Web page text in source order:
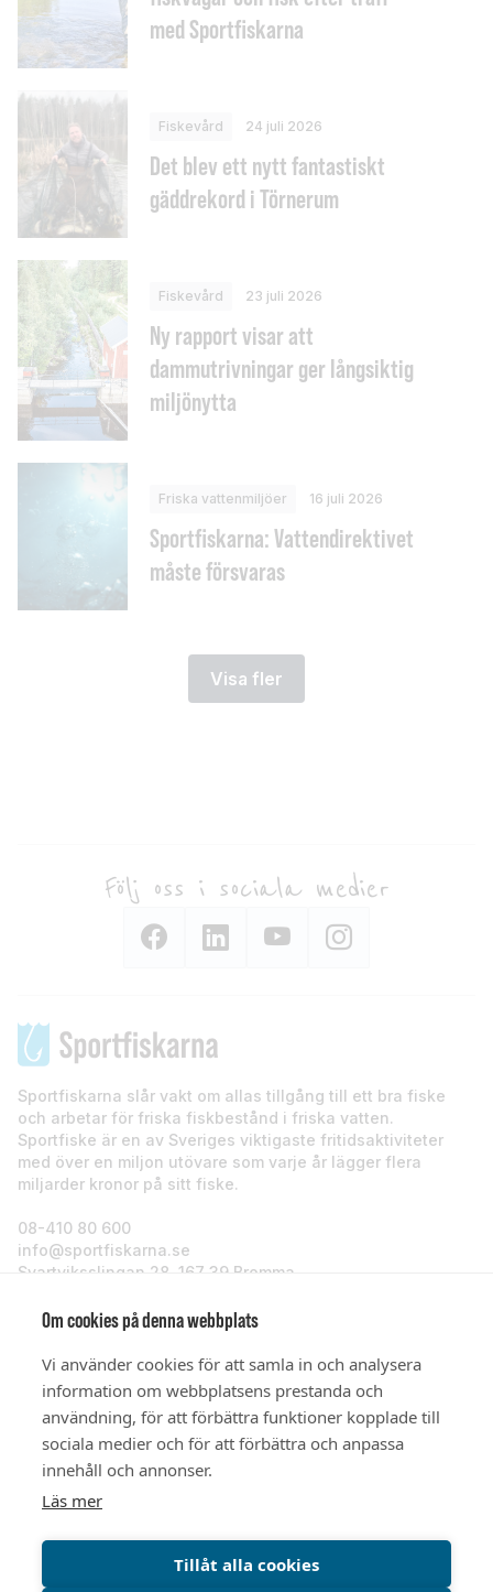
Om cookies på denna webbplats
Vi använder cookies för att samla in och analysera
information om webbplatsens prestanda och
användning, för att förbättra funktioner kopplade till
sociala medier och för att förbättra och anpassa
innehåll och annonser.
Läs mer
Tillåt alla cookies
med Sportfiskarna
Fiskevård 24 juli 2026
Det blev ett nytt fantastiskt
gäddrekord i Törnerum
Fiskevård 23 juli 2026
Ny rapport visar att
dammutrivningar ger långsiktig
miljönytta
Friska vattenmiljöer 16 juli 2026
Sportfiskarna: Vattendirektivet
måste försvaras
Visa fler
Följ oss i sociala medier
Sportfiskarna slår vakt om allas tillgång till ett bra fiske
och arbetar för friska fiskbestånd i friska vatten.
Sportfiske är en av Sveriges viktigaste fritidsaktiviteter
med över en miljon utövare som varje år lägger flera
miljarder kronor på sitt fiske.
08-410 80 600
info@sportfiskarna.se
Svartviksslingan 28, 167 39 Bromma
Sportfiskarna
Om oss
Stöd oss